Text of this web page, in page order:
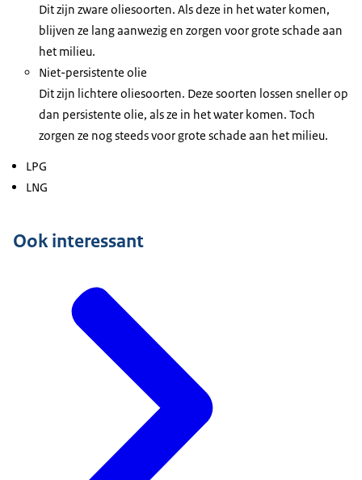
Dit zijn zware oliesoorten. Als deze in het water komen,
blijven ze lang aanwezig en zorgen voor grote schade aan
het milieu.
Niet-persistente olie
Dit zijn lichtere oliesoorten. Deze soorten lossen sneller op
dan persistente olie, als ze in het water komen. Toch
zorgen ze nog steeds voor grote schade aan het milieu.
LPG
LNG
Ook interessant